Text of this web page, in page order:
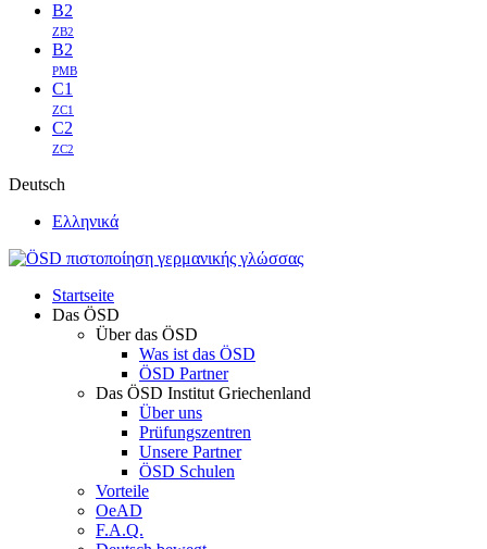
B2
ZB2
B2
PMB
C1
ZC1
C2
ZC2
Deutsch
Ελληνικά
Startseite
Das ÖSD
Über das ÖSD
Was ist das ÖSD
ÖSD Partner
Das ÖSD Institut Griechenland
Über uns
Prüfungszentren
Unsere Partner
ÖSD Schulen
Vorteile
OeAD
F.A.Q.